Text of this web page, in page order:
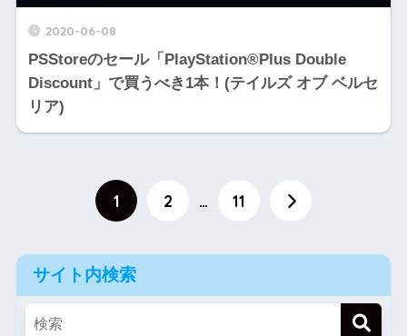
2020-06-08
PSStoreのセール「PlayStation®Plus Double
Discount」で買うべき1本！(テイルズ オブ ベルセ
リア)
1 2 … 11
サイト内検索